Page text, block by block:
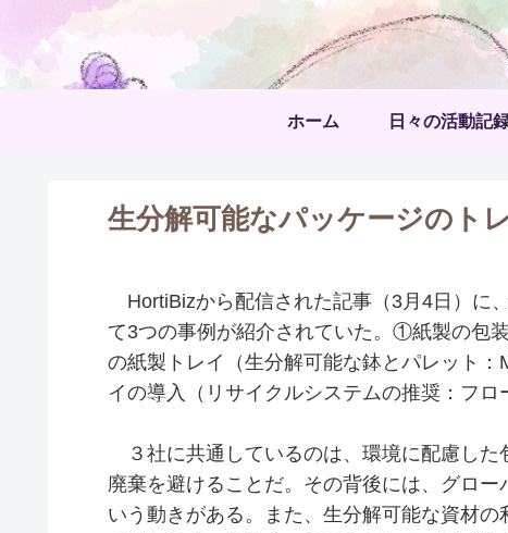
ホーム 日々の活動記
生分解可能なパッケージのト
HortiBizから配信された記事（3月4日）に
て3つの事例が紹介されていた。①紙製の包
の紙製トレイ（生分解可能な鉢とパレット
イの導入（リサイクルシステムの推奨：フロ
３社に共通しているのは、環境に配慮した
廃棄を避けることだ。その背後には、グロー
いう動きがある。また、生分解可能な資材